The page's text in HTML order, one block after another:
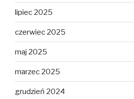
lipiec 2025
czerwiec 2025
maj 2025
marzec 2025
grudzień 2024